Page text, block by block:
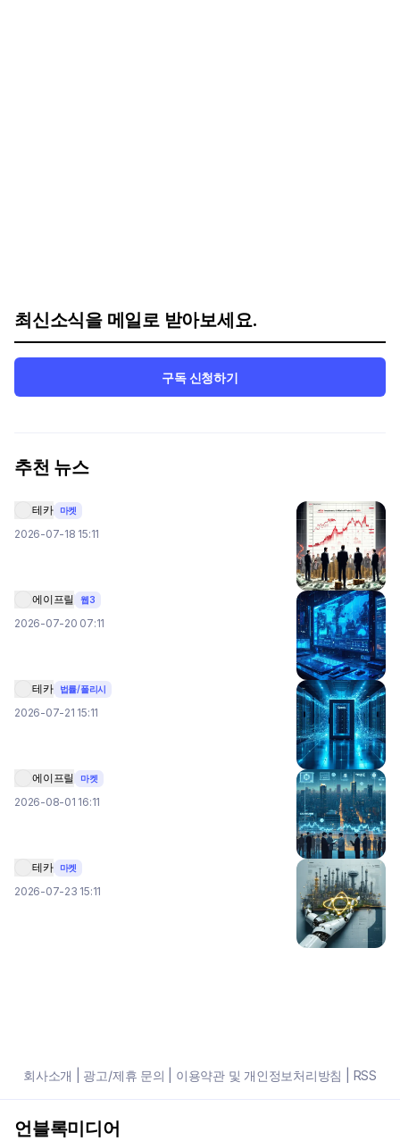
최신소식을 메일로 받아보세요.
구독 신청하기
추천 뉴스
테카 마켓
2026-07-18 15:11
에이프릴 웹3
2026-07-20 07:11
테카 법률/폴리시
2026-07-21 15:11
에이프릴 마켓
2026-08-01 16:11
테카 마켓
2026-07-23 15:11
회사소개 광고/제휴 문의 이용약관 및 개인정보처리방침 RSS
언블록미디어